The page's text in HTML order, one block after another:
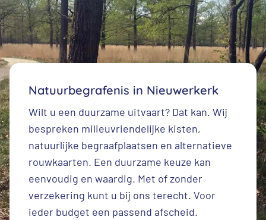
Natuurbegrafenis in Nieuwerkerk
Wilt u een duurzame uitvaart? Dat kan. Wij
bespreken milieuvriendelijke kisten,
natuurlijke begraafplaatsen en alternatieve
rouwkaarten. Een duurzame keuze kan
eenvoudig en waardig. Met of zonder
verzekering kunt u bij ons terecht. Voor
ieder budget een passend afscheid.